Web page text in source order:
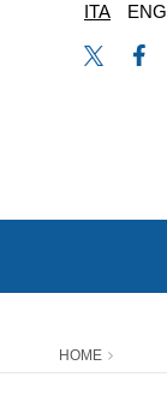
ITA ENG
HOME